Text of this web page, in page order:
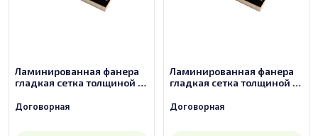
Ламинированная фанера
гладкая сетка толщиной 18
сорт 3/3
Договорная
Ламинированная фанера
гладкая сетка толщиной 21
сорт 2/2
Договорная